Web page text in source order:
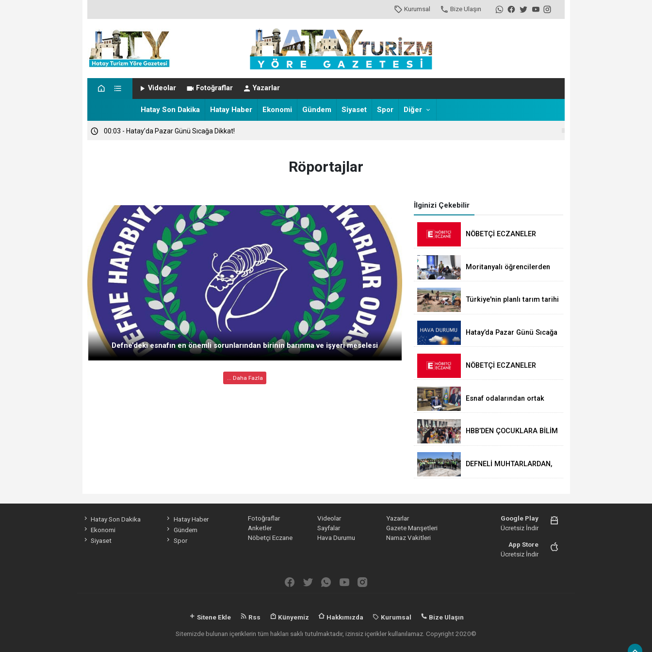
Kurumsal Bize Ulaşın
Videolar Fotoğraflar Yazarlar
Hatay Son Dakika Hatay Haber Ekonomi Gündem Siyaset Spor Diğer
00:03 - Hatay’da Pazar Günü Sıcağa Dikkat!
Röportajlar
Defne’deki esnafın en önemli sorunlarından birinin barınma ve işyeri meselesi
... Daha Fazla
İlginizi Çekebilir
NÖBETÇİ ECZANELER
Moritanyalı öğrencilerden
Türkiye'nin planlı tarım tarihi
Hatay’da Pazar Günü Sıcağa
NÖBETÇİ ECZANELER
Esnaf odalarından ortak
HBB’DEN ÇOCUKLARA BİLİM
ETKİNLİKLERİ
DEFNELİ MUHTARLARDAN,
Hatay Son Dakika
Hatay Haber
Ekonomi
Gündem
Siyaset
Spor
Fotoğraflar Videolar
Yazarlar
Anketler
Sayfalar
Gazete Manşetleri
Nöbetçi Eczane
Hava Durumu Namaz Vakitleri
Google Play
Ücretsiz İndir
App Store
Ücretsiz İndir
Sitene Ekle Rss Künyemiz Hakkımızda Kurumsal Bize Ulaşın
Sitemizde bulunan içeriklerin tüm hakları saklı tutulmaktadır, izinsiz içerikler kullanılamaz. Copyright 2020©